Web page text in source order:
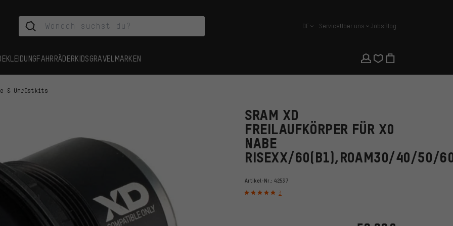
Deutsch
DE ServiceÜber uns JobsBlog
FAHRRÄDERKIDSGRAVEL MARKEN
& Umrüstkits
SRAM XD
FREILAUFKÖRPER FÜR X0
NABE
RISEXX/60(B1),ROAM30/40/50/
Artikel-Nr.: 42537
3